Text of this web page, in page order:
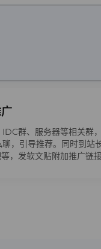
IDC群、服务器等相关群
，引导推荐。同时到站长
，发软文贴附加推广链接